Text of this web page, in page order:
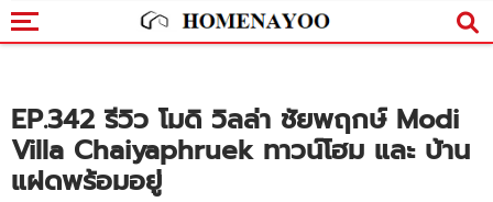
EP.342 รีวิว โมดิ วิลล่า ชัยพฤกษ์ Modi
Villa Chaiyaphruek ทาวน์โฮม และ บ้าน
แฝดพร้อมอยู่